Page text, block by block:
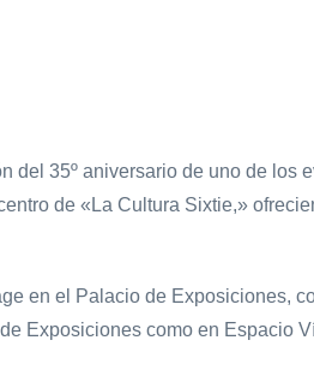
35º aniversario de uno de los
de «La Cultura Sixtie,»
en el Palacio de Exposiciones,
Exposiciones como en Espacio